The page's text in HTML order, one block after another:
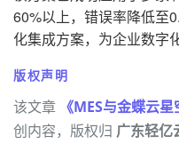
60%以上，错误率降低至
化集成方案，为企业数字
版权声明
该文章 《MES与金蝶云
创内容，版权归 广东轻亿